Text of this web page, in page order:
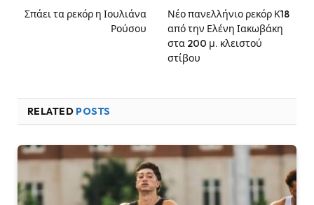
Σπάει τα ρεκόρ η Ιουλιάνα
Ρούσου
Νέο πανελλήνιο ρεκόρ Κ18
από την Ελένη Ιακωβάκη
στα 200 μ. κλειστού
στίβου
RELATED POSTS